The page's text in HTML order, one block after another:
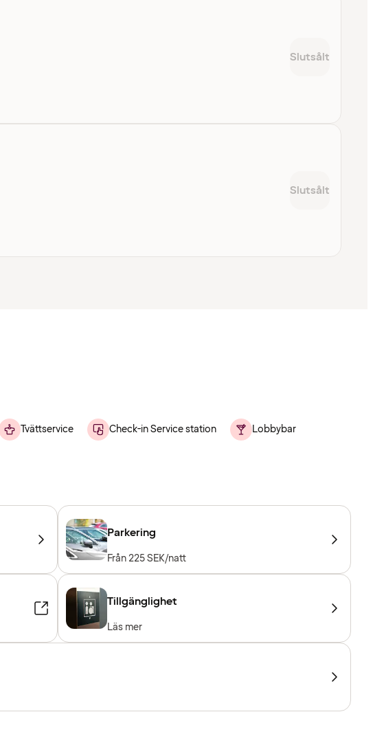
Slutsålt
Slutsålt
Tvättservice Check-in Service station Lobbybar
Parkering
Från 225 SEK/natt
Tillgänglighet
Läs mer